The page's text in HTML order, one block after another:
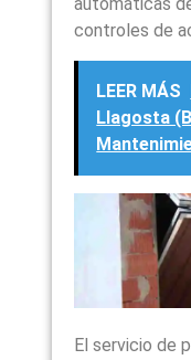
controles de
LEER MÁS
Llagosta
El servicio de